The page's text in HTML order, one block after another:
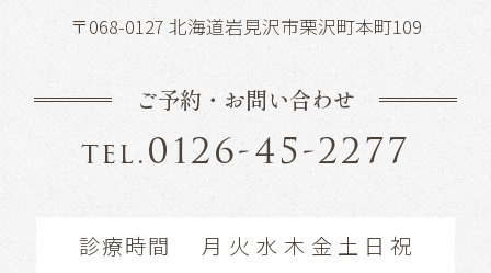
〒068-0127 北海道岩見沢市栗沢町本町109
ご予約・お問い合わせ
tel.0126-45-2277
診療時間 月 火 水 木 金 土 日 祝